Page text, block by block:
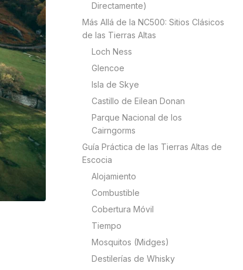
Directamente)
Más Allá de la NC500: Sitios Clásicos
de las Tierras Altas
Loch Ness
Glencoe
Isla de Skye
Castillo de Eilean Donan
Parque Nacional de los
Cairngorms
Guía Práctica de las Tierras Altas de
Escocia
Alojamiento
Combustible
Cobertura Móvil
Tiempo
Mosquitos (Midges)
Destilerías de Whisky